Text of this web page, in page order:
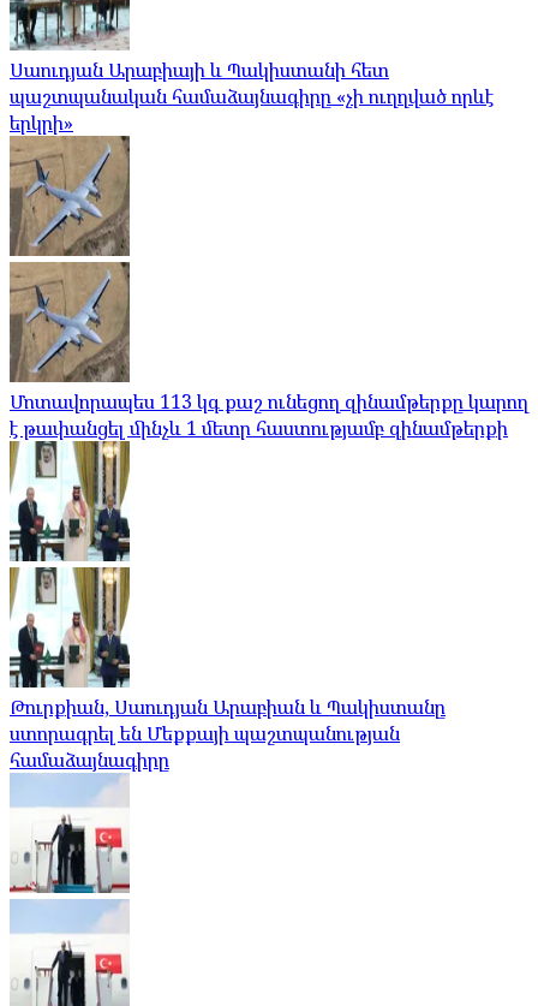
Սաուդյան Արաբիայի և Պակիստանի հետ
պաշտպանական համաձայնագիրը «չի ուղղված որևէ
երկրի»
Մոտավորապես 113 կգ քաշ ունեցող զինամթերքը կարող
է թափանցել մինչև 1 մետր հաստությամբ զինամթերքի
Թուրքիան, Սաուդյան Արաբիան և Պակիստանը
ստորագրել են Մեքքայի պաշտպանության
համաձայնագիրը